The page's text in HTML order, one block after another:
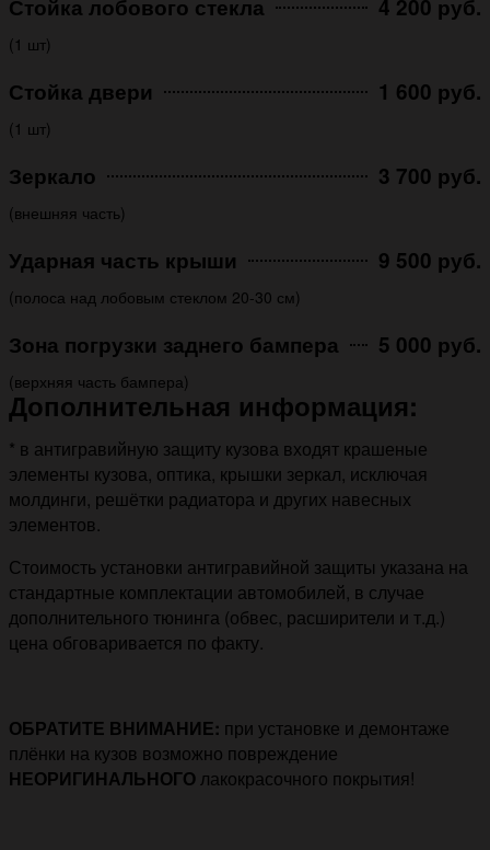
Стойка лобового стекла 4 200 руб.
(1 шт)
Стойка двери 1 600 руб.
(1 шт)
Зеркало 3 700 руб.
(внешняя часть)
Ударная часть крыши 9 500 руб.
(полоса над лобовым стеклом 20-30 см)
Зона погрузки заднего бампера 5 000 руб.
(верхняя часть бампера)
Дополнительная информация:
* в антигравийную защиту кузова входят крашеные
элементы кузова, оптика, крышки зеркал, исключая
молдинги, решётки радиатора и других навесных
элементов.
Стоимость установки антигравийной защиты указана на
стандартные комплектации автомобилей, в случае
дополнительного тюнинга (обвес, расширители и т.д.)
цена обговаривается по факту.
ОБРАТИТЕ ВНИМАНИЕ: при установке и демонтаже
плёнки на кузов возможно повреждение
НЕОРИГИНАЛЬНОГОлакокрасочного покрытия!